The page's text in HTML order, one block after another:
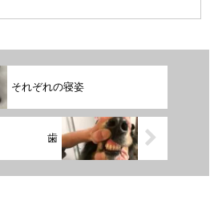
の、お達者レベル上昇中❣️今年の春から何
それぞれの寝姿
歯